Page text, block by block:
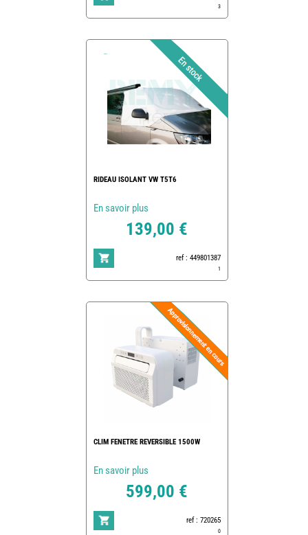
3
RIDEAU ISOLANT VW T5T6
En savoir plus
139,00 €
ref : 449801387
1
CLIM FENETRE REVERSIBLE 1500W
En savoir plus
599,00 €
ref : 720265
0